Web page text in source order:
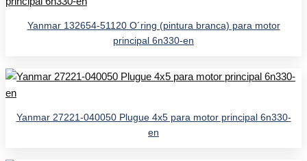
Yanmar 132654-51120 O´ring (pintura branca) para motor
principal 6n330-en
Yanmar 27221-040050 Plugue 4x5 para motor principal 6n330-
en